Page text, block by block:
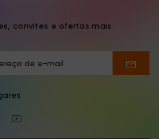
convites e ofertas mais